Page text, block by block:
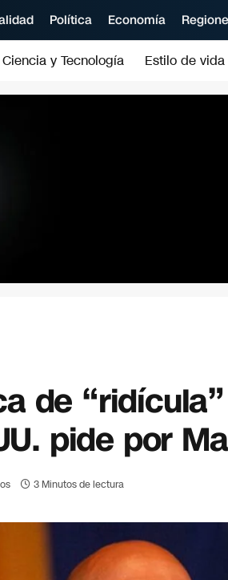
Política Economía
Ciencia y Tecnología Estilo de vida
de
pide por
3 Minutos de lectura